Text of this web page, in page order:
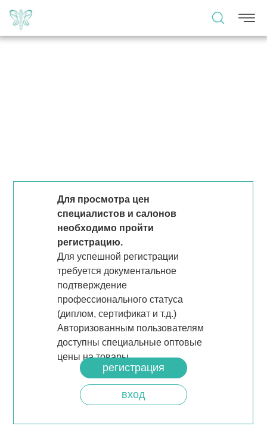
Для просмотра цен
специалистов и салонов
необходимо пройти
регистрацию.
Для успешной регистрации
требуется документальное
подтверждение
профессионального статуса
(диплом, сертификат и т.д.)
Авторизованным пользователям
доступны специальные оптовые
цены на товары.
регистрация
вход